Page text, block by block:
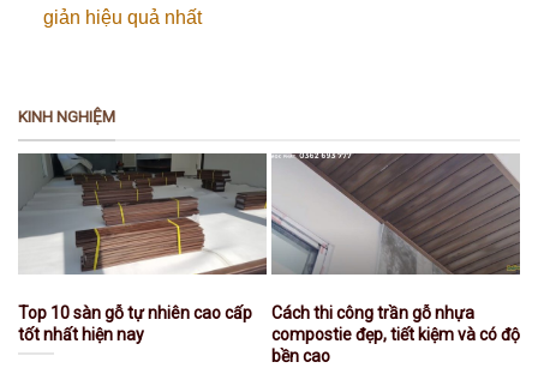
giản hiệu quả nhất
KINH NGHIỆM
Top 10 sàn gỗ tự nhiên cao cấp
tốt nhất hiện nay
Cách thi công trần gỗ nhựa
compostie đẹp, tiết kiệm và có độ
bền cao